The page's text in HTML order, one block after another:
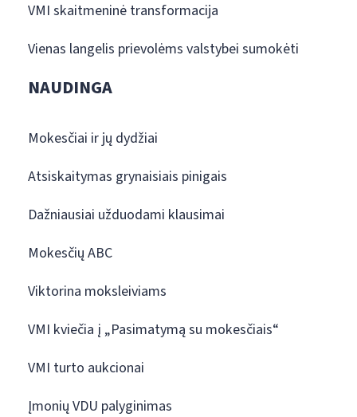
VMI skaitmeninė transformacija
Vienas langelis prievolėms valstybei sumokėti
NAUDINGA
Mokesčiai ir jų dydžiai
Atsiskaitymas grynaisiais pinigais
Dažniausiai užduodami klausimai
Mokesčių ABC
Viktorina moksleiviams
VMI kviečia į „Pasimatymą su mokesčiais“
VMI turto aukcionai
Įmonių VDU palyginimas